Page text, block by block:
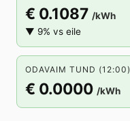
€ 0.1087 /kWh
▼ 9% vs eile
ODAVAIM TUND (12:00)
€ 0.0000 /kWh